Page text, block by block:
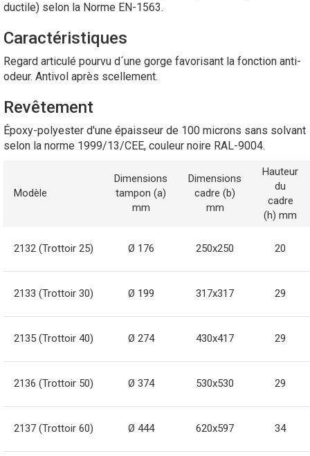
ductile) selon la Norme EN-1563.
Caractéristiques
Regard articulé pourvu d´une gorge favorisant la fonction anti-
odeur. Antivol après scellement.
Revêtement
Époxy-polyester d'une épaisseur de 100 microns sans solvant
selon la norme 1999/13/CEE, couleur noire RAL-9004.
Modèle
Dimensions
tampon (a)
mm
Dimensions
cadre (b)
mm
Hauteur
du
cadre
(h) mm
2132 (Trottoir 25) Ø 176 250x250 20
2133 (Trottoir 30) Ø 199 317x317 29
2135 (Trottoir 40) Ø 274 430x417 29
2136 (Trottoir 50) Ø 374 530x530 29
2137 (Trottoir 60) Ø 444 620x597 34